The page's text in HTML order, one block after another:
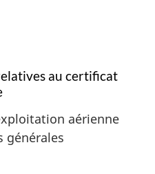
au certificat
aérienne
générales